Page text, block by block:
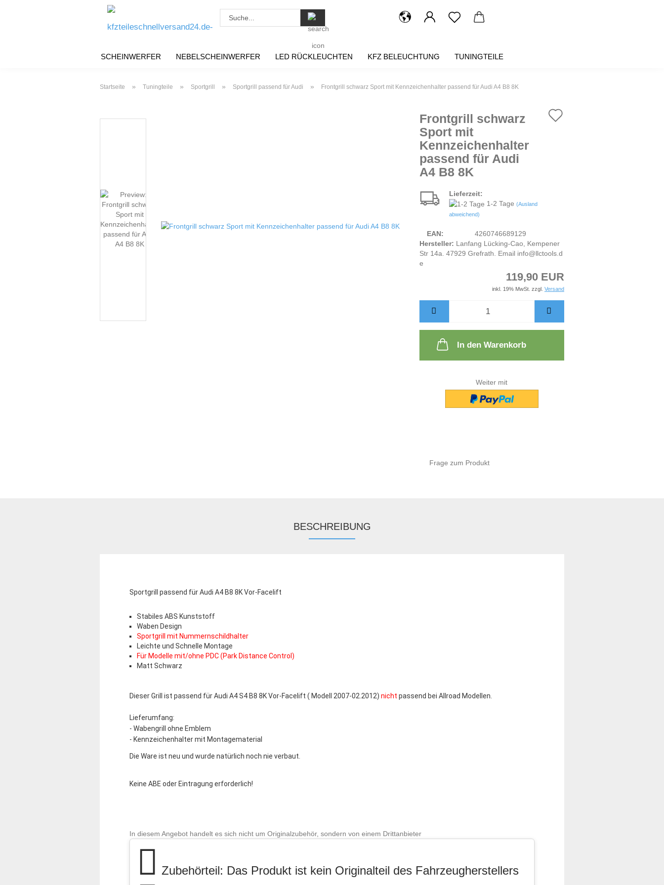
SCHEINWERFER NEBELSCHEINWERFER LED RÜCKLEUCHTEN KFZ BELEUCHTUNG TUNINGTEILE
Startseite » Tuningteile » Sportgrill » Sportgrill passend für Audi » Frontgrill schwarz Sport mit Kennzeichenhalter passend für Audi A4 B8 8K
Frontgrill schwarz
Sport mit
Kennzeichenhalter
passend für Audi
A4 B8 8K
Lieferzeit:
1-2 Tage (Ausland
abweichend)
EAN:
4260746689129
Hersteller: Lanfang Lücking-Cao, Kempener
Str 14a. 47929 Grefrath. Email info@llctools.d
e
119,90 EUR
inkl. 19% MwSt. zzgl. Versand
In den Warenkorb
Weiter mit
Frage zum Produkt
BESCHREIBUNG
Sportgrill passend für Audi A4 B8 8K Vor-Facelift
Stabiles ABS Kunststoff
Waben Design
Sportgrill mit Nummernschildhalter
Leichte und Schnelle Montage
Für Modelle mit/ohne PDC (Park Distance Control)
Matt Schwarz
Dieser Grill ist passend fürAudi A4 S4 B8 8K Vor-Facelift ( Modell 2007-02.2012) nicht passend bei Allroad Modellen.
Lieferumfang:
- Wabengrill ohne Emblem
- Kennzeichenhalter mit Montagematerial
Die Ware ist neu und wurde natürlich noch nie verbaut.
Keine ABE oder Eintragung erforderlich!
In diesem Angebot handelt es sich nicht um Originalzubehör, sondern von einem Drittanbieter
Zubehörteil: Das Produkt ist kein Originalteil des Fahrzeugherstellers